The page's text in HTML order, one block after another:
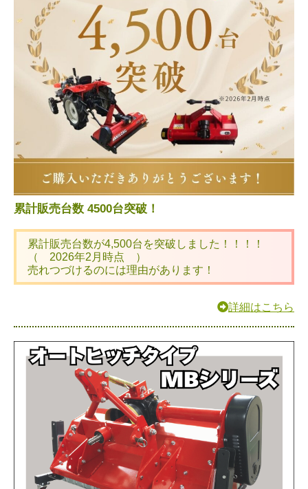
累計販売台数 4500台突破！
累計販売台数が4,500台を突破しました！！！！
（ 2026年2月時点 ）
売れつづけるのには理由があります！
詳細はこちら